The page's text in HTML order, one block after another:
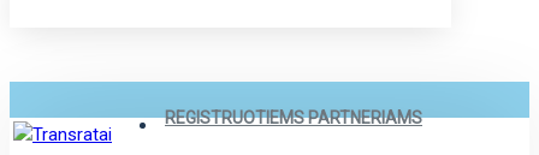
REGISTRUOTIEMS PARTNERIAMS